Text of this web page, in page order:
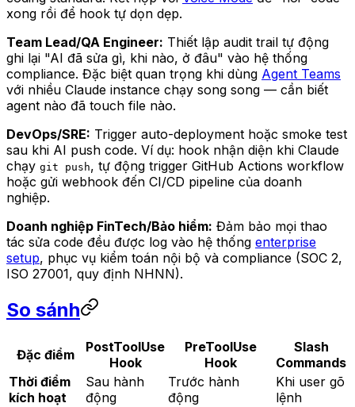
xong rồi để hook tự dọn dẹp.
Team Lead/QA Engineer: Thiết lập audit trail tự động
ghi lại "AI đã sửa gì, khi nào, ở đâu" vào hệ thống
compliance. Đặc biệt quan trọng khi dùng Agent Teams
với nhiều Claude instance chạy song song — cần biết
agent nào đã touch file nào.
DevOps/SRE: Trigger auto-deployment hoặc smoke test
sau khi AI push code. Ví dụ: hook nhận diện khi Claude
chạy git push, tự động trigger GitHub Actions workflow
hoặc gửi webhook đến CI/CD pipeline của doanh
nghiệp.
Doanh nghiệp FinTech/Bảo hiểm: Đảm bảo mọi thao
tác sửa code đều được log vào hệ thống enterprise
setup, phục vụ kiểm toán nội bộ và compliance (SOC 2,
ISO 27001, quy định NHNN).
So sánh
Đặc điểm
PostToolUse
Hook
PreToolUse
Hook
Slash
Commands
Thời điểm
kích hoạt
Sau hành
động
Trước hành
động
Khi user gõ
lệnh